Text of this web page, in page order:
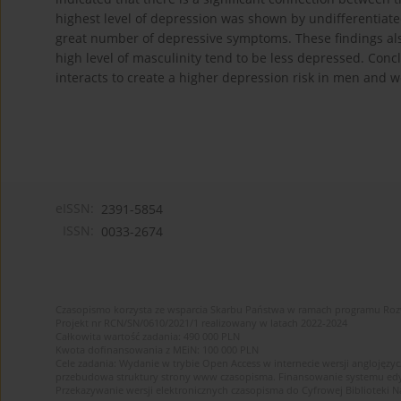
highest level of depression was shown by
great number of depressive symptoms. These findings
high level of masculinity tend to be less depressed.
interacts to create a higher depression risk in men and
2391-5854
0033-2674